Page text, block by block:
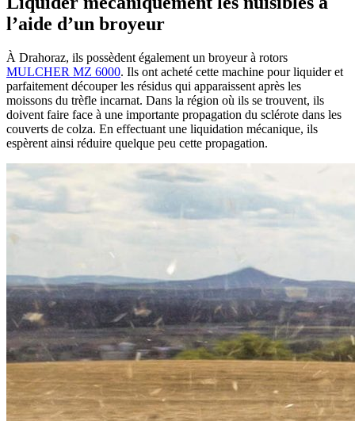
l’aide d’un broyeur
À Drahoraz, ils possèdent également un broyeur à rotors
MULCHER MZ 6000. Ils ont acheté cette machine pour liquider et
parfaitement découper les résidus qui apparaissent après les
moissons du trèfle incarnat. Dans la région où ils se trouvent, ils
doivent faire face à une importante propagation du sclérote dans les
couverts de colza. En effectuant une liquidation mécanique, ils
espèrent ainsi réduire quelque peu cette propagation.